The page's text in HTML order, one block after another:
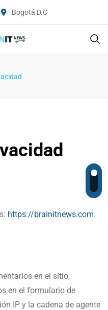
Bogotá D.C
https://brainitnews.com.
en el sitio,
en el formulario de
IP y la cadena de agente